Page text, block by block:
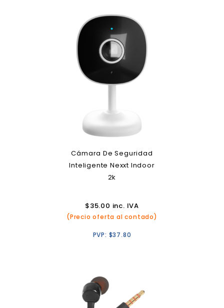
Cámara De Seguridad
Inteligente Nexxt Indoor
2k
$35.00 inc. IVA
(Precio oferta al contado)
PVP: $37.80